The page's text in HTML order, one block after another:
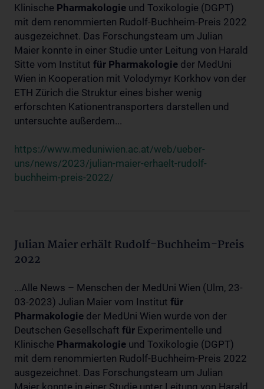
Klinische Pharmakologie und Toxikologie (DGPT)
mit dem renommierten Rudolf-Buchheim-Preis 2022
ausgezeichnet. Das Forschungsteam um Julian
Maier konnte in einer Studie unter Leitung von Harald
Sitte vom Institut für Pharmakologie der MedUni
Wien in Kooperation mit Volodymyr Korkhov von der
ETH Zürich die Struktur eines bisher wenig
erforschten Kationentransporters darstellen und
untersuchte außerdem...
https://www.meduniwien.ac.at/web/ueber-
uns/news/2023/julian-maier-erhaelt-rudolf-
buchheim-preis-2022/
Julian Maier erhält Rudolf-Buchheim-Preis
2022
...Alle News – Menschen der MedUni Wien (Ulm, 23-
03-2023) Julian Maier vom Institut für
Pharmakologie der MedUni Wien wurde von der
Deutschen Gesellschaft für Experimentelle und
Klinische Pharmakologie und Toxikologie (DGPT)
mit dem renommierten Rudolf-Buchheim-Preis 2022
ausgezeichnet. Das Forschungsteam um Julian
Maier konnte in einer Studie unter Leitung von Harald